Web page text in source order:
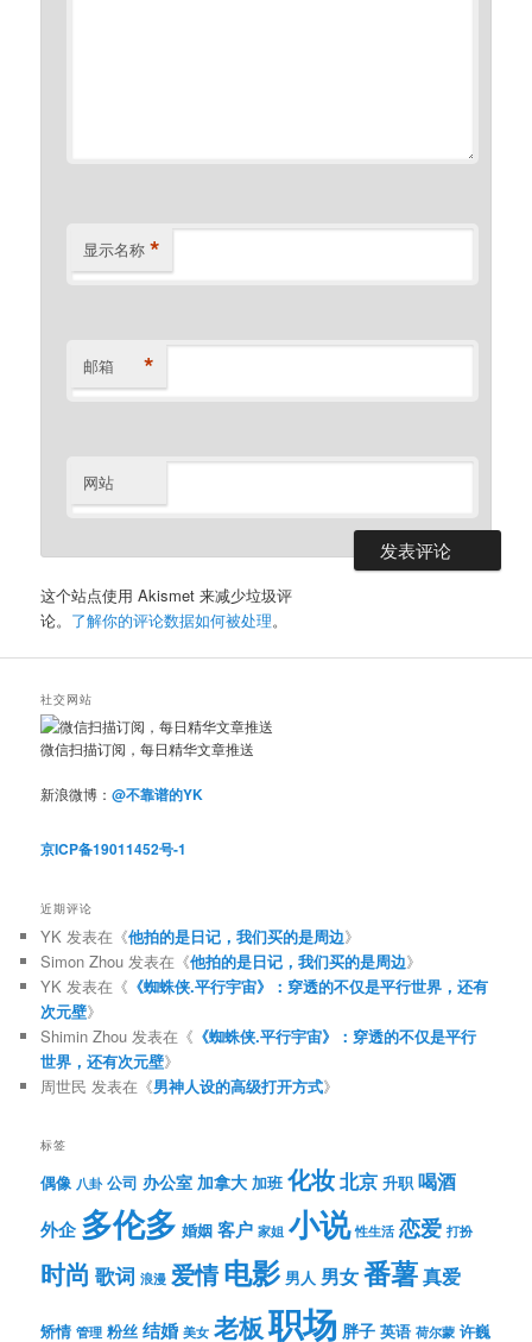
显示名称 *
邮箱 *
网站
这个站点使用 Akismet 来减少垃圾评
论。 了解你的评论数据如何被处理。
社交网站
微信扫描订阅，每日精华文章推送
新浪微博：@不靠谱的YK
京ICP备19011452号-1
近期评论
YK 发表在《他拍的是日记，我们买的是周边》
Simon Zhou 发表在《他拍的是日记，我们买的是周边》
YK 发表在《 《蜘蛛侠.平行宇宙》：穿透的不仅是平行世界，还有
次元壁》
Shimin Zhou 发表在《 《蜘蛛侠.平行宇宙》：穿透的不仅是平行
世界，还有次元壁》
周世民 发表在《男神人设的高级打开方式》
标签
偶像 八卦 公司 办公室 加拿大 加班 化妆北京 升职 喝酒
外企 多伦多 婚姻 客户 家姐 小说 性生活 恋爱 打扮
时尚 歌词 浪漫 爱情电影 男人 男女番薯真爱
矫情 管理 粉丝 结婚 美女 老板职场 胖子 英语 荷尔蒙 许巍